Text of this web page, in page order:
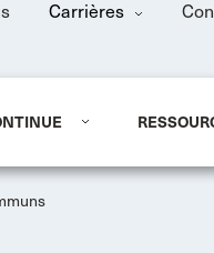
Carrières